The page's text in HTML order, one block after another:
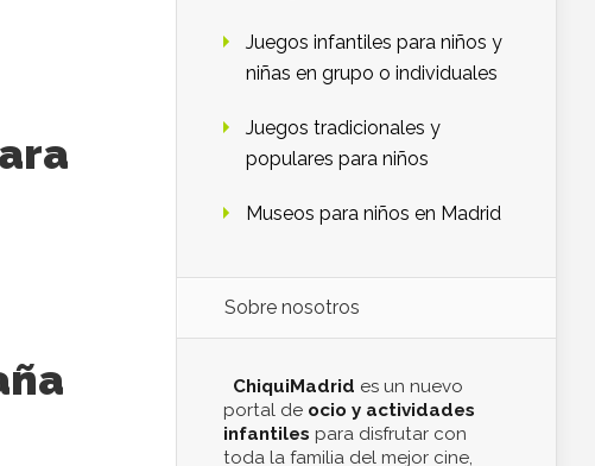
Juegos infantiles para niños y
niñas en grupo o individuales
Juegos tradicionales y
populares para niños
Museos para niños en Madrid
Sobre nosotros
ChiquiMadrid es un nuevo
portal de ocio y actividades
infantiles para disfrutar con
toda la familia del mejor cine,